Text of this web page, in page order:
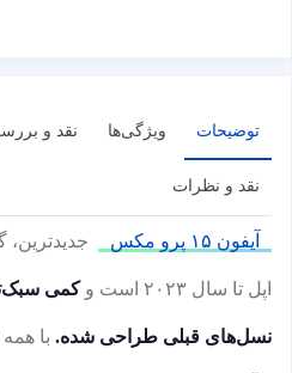
توضیحات ویژگی‌ها نقد و
نقد و نظرات
آیفون ۱۵ پرو مکس جدیدترین،
اپل تا سال ۲۰۲۳ است و کمی
نسل‌های قبلی طراحی شده. با